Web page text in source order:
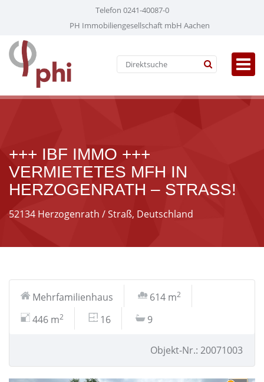
Telefon 0241-40087-0
PH Immobiliengesellschaft mbH Aachen
+++ IBF IMMO +++
VERMIETETES MFH IN
HERZOGENRATH – STRASS!
52134 Herzogenrath / Straß, Deutschland
Mehrfamilienhaus 614 m2
446 m2 16 9
Objekt-Nr.: 20071003